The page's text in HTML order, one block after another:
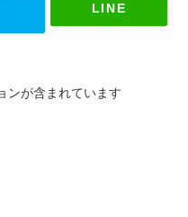
LINE
ンが含まれています